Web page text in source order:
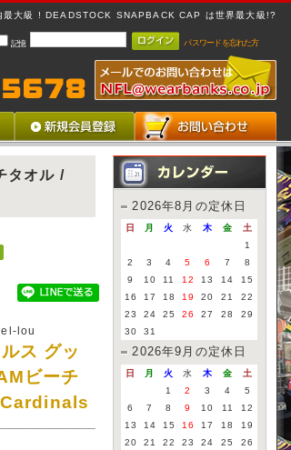
最大級 ! DEADSTOCK SNAPBACK CAP は世界最大級!?
記憶 パスワードを忘れた方
タオル /
lou
ス グッ
ビーチ
2026年8月の定休日
日 月 火 水 木 金
土
1
2
3 4 5 6 7
8
9
10 11 12 13 14
15
16
17 18 19 20 21
22
23
24 25 26 27 28
29
30
31
2026年9月の定休日
日 月 火 水 木 金
土
1
2 3 4
5
6
7 8 9 10 11
12
13
14 15 16 17 18
19
20
21 22 23 24 25
26